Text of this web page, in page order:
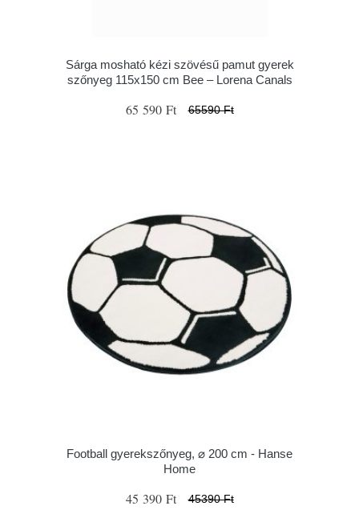
Sárga mosható kézi szövésű pamut gyerek
szőnyeg 115x150 cm Bee – Lorena Canals
65 590 Ft 65590 Ft
Football gyerekszőnyeg, ⌀ 200 cm - Hanse
Home
45 390 Ft 45390 Ft